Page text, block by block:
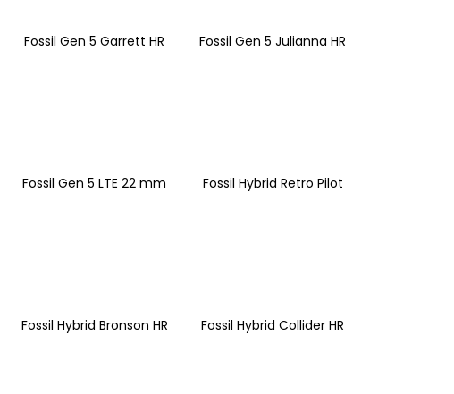
Fossil Gen 5 Garrett HR Fossil Gen 5 Julianna HR
Fossil Gen 5 LTE 22 mm Fossil Hybrid Retro Pilot
Fossil Hybrid Bronson HR Fossil Hybrid Collider HR